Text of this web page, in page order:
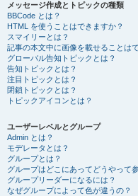
メッセージ作成とトピックの種類
BBCode とは？
HTML を使うことはできますか？
スマイリーとは？
記事の本文中に画像を載せることは
グローバル告知トピックとは？
告知トピックとは？
注目トピックとは？
閉鎖トピックとは？
トピックアイコンとは？
ユーザーレベルとグループ
Admin とは？
モデレータとは？
グループとは？
グループはどこにあってどうやって
グループリーダーになるには？
なぜグループによって色が違うの？